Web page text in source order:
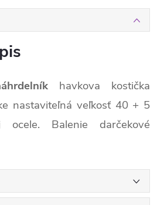
havkova kostička
nastaviteľná veľkosť 40 + 5
Balenie darčekové